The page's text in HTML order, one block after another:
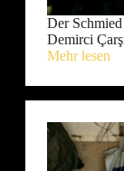
Der
Demirci
Mehr lesen